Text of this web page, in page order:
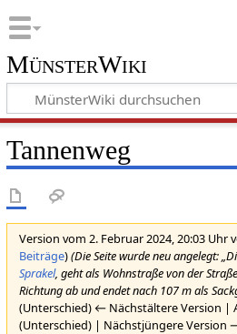
MünsterWiki
Tannenweg
Version vom 2. Februar 2024, 20:03 Uhr
Beiträge)(Die Seite wurde neu angelegt:
Sprakel, geht als Wohnstraße von der Straße
Richtung ab und endet nach 107 m als
(Unterschied) ← Nächstältere Version |
(Unterschied) | Nächstjüngere Version